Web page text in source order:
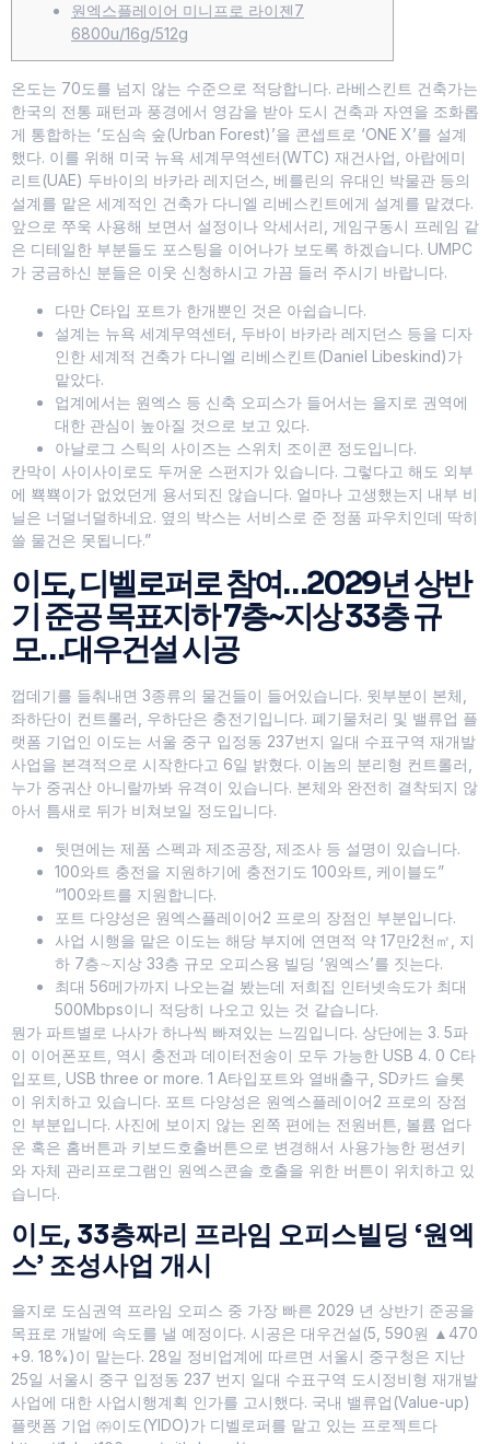
원엑스플레이어 미니프로 라이젠7
6800u/16g/512g
온도는 70도를 넘지 않는 수준으로 적당합니다. 라베스킨트 건축가는
한국의 전통 패턴과 풍경에서 영감을 받아 도시 건축과 자연을 조화롭
게 통합하는 ‘도심속 숲(Urban Forest)’을 콘셉트로 ‘ONE X’를 설계
했다. 이를 위해 미국 뉴욕 세계무역센터(WTC) 재건사업, 아랍에미
리트(UAE) 두바이의 바카라 레지던스, 베를린의 유대인 박물관 등의
설계를 맡은 세계적인 건축가 다니엘 리베스킨트에게 설계를 맡겼다.
앞으로 쭈욱 사용해 보면서 설정이나 악세서리, 게임구동시 프레임 같
은 디테일한 부분들도 포스팅을 이어나가 보도록 하겠습니다. UMPC
가 궁금하신 분들은 이웃 신청하시고 가끔 들러 주시기 바랍니다.
다만 C타입 포트가 한개뿐인 것은 아쉽습니다.
설계는 뉴욕 세계무역센터, 두바이 바카라 레지던스 등을 디자
인한 세계적 건축가 다니엘 리베스킨트(Daniel Libeskind)가
맡았다.
업계에서는 원엑스 등 신축 오피스가 들어서는 을지로 권역에
대한 관심이 높아질 것으로 보고 있다.
아날로그 스틱의 사이즈는 스위치 조이콘 정도입니다.
칸막이 사이사이로도 두꺼운 스펀지가 있습니다. 그렇다고 해도 외부
에 뾱뾱이가 없었던게 용서되진 않습니다. 얼마나 고생했는지 내부 비
닐은 너덜너덜하네요. 옆의 박스는 서비스로 준 정품 파우치인데 딱히
쓸 물건은 못됩니다.”
이도, 디벨로퍼로 참여…2029년 상반
기 준공 목표지하 7층~지상 33층 규
모…대우건설 시공
껍데기를 들춰내면 3종류의 물건들이 들어있습니다. 윗부분이 본체,
좌하단이 컨트롤러, 우하단은 충전기입니다. 폐기물처리 및 밸류업 플
랫폼 기업인 이도는 서울 중구 입정동 237번지 일대 수표구역 재개발
사업을 본격적으로 시작한다고 6일 밝혔다. 이놈의 분리형 컨트롤러,
누가 중궈산 아니랄까봐 유격이 있습니다. 본체와 완전히 결착되지 않
아서 틈새로 뒤가 비쳐보일 정도입니다.
뒷면에는 제품 스펙과 제조공장, 제조사 등 설명이 있습니다.
100와트 충전을 지원하기에 충전기도 100와트, 케이블도”
“100와트를 지원합니다.
포트 다양성은 원엑스플레이어2 프로의 장점인 부분입니다.
사업 시행을 맡은 이도는 해당 부지에 연면적 약 17만2천㎡, 지
하 7층∼지상 33층 규모 오피스용 빌딩 ‘원엑스’를 짓는다.
최대 56메가까지 나오는걸 봤는데 저희집 인터넷속도가 최대
500Mbps이니 적당히 나오고 있는 것 같습니다.
뭔가 파트별로 나사가 하나씩 빠져있는 느낌입니다. 상단에는 3. 5파
이 이어폰포트, 역시 충전과 데이터전송이 모두 가능한 USB 4. 0 C타
입포트, USB three or more. 1 A타입포트와 열배출구, SD카드 슬롯
이 위치하고 있습니다. 포트 다양성은 원엑스플레이어2 프로의 장점
인 부분입니다. 사진에 보이지 않는 왼쪽 편에는 전원버튼, 볼륨 업다
운 혹은 홈버튼과 키보드호출버튼으로 변경해서 사용가능한 펑션키
와 자체 관리프로그램인 원엑스콘솔 호출을 위한 버튼이 위치하고 있
습니다.
이도, 33층짜리 프라임 오피스빌딩 ‘원엑
스’ 조성사업 개시
을지로 도심권역 프라임 오피스 중 가장 빠른 2029 년 상반기 준공을
목표로 개발에 속도를 낼 예정이다. 시공은 대우건설(5, 590원 ▲470
+9. 18%)이 맡는다. 28일 정비업계에 따르면 서울시 중구청은 지난
25일 서울시 중구 입정동 237 번지 일대 수표구역 도시정비형 재개발
사업에 대한 사업시행계획 인가를 고시했다. 국내 밸류업(Value-up)
플랫폼 기업 ㈜이도(YIDO)가 디벨로퍼를 맡고 있는 프로젝트다